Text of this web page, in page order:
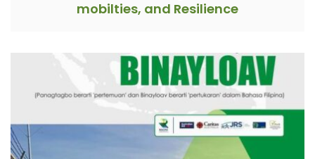
mobilties, and Resilience